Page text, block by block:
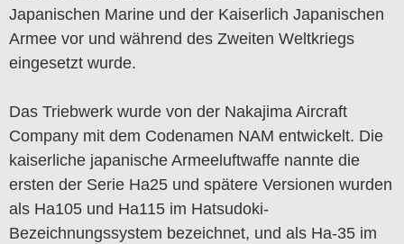
Japanischen Marine und der Kaiserlich Japanischen
Armee vor und während des Zweiten Weltkriegs
eingesetzt wurde.
Das Triebwerk wurde von der Nakajima Aircraft
Company mit dem Codenamen NAM entwickelt. Die
kaiserliche japanische Armeeluftwaffe nannte die
ersten der Serie Ha25 und spätere Versionen wurden
als Ha105 und Ha115 im Hatsudoki-
Bezeichnungssystem bezeichnet, und als Ha-35 im